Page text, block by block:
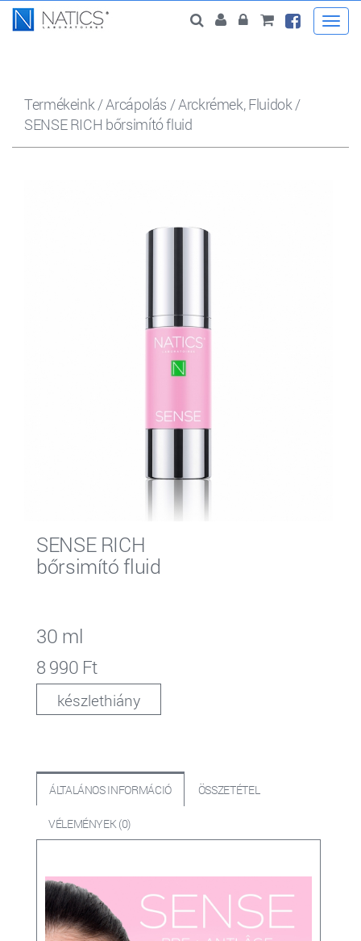
Termékeink/Arcápolás /Arckrémek, Fluidok/
SENSE RICH bőrsimító fluid
SENSE RICH
bőrsimító fluid
30 ml
8 990 Ft
készlethiány
ÁLTALÁNOS INFORMÁCIÓ ÖSSZETÉTEL
VÉLEMÉNYEK (0)